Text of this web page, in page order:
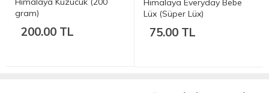
gram)
200.00 TL
Himalaya Everyday Bebe
Lüx (Süper Lüx)
75.00 TL